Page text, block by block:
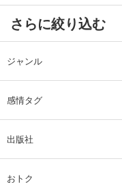
さらに絞り込む
ジャンル
感情タグ
出版社
おトク